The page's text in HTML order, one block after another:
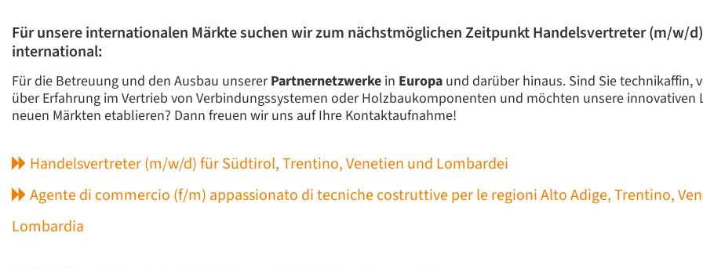
Für unsere internationalen Märkte suchen wir zum nächstmöglichen Zeitpunkt Handelsvertreter (m/w/d)
international:
Für die Betreuung und den Ausbau unsererPartnernetzwerke in Europa und darüber hinaus. Sind Sie technikaffin,
über Erfahrung im Vertrieb von Verbindungssystemen oder Holzbaukomponenten und möchten unsere innovativen
neuen Märkten etablieren? Dann freuen wir uns auf Ihre Kontaktaufnahme!
Handelsvertreter (m/w/d) für Südtirol, Trentino, Venetien und Lombardei
Agente di commercio (f/m) appassionato di tecniche costruttive per le regioni Alto Adige, Trentino,
Lombardia